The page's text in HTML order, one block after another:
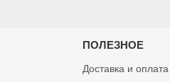
ПОЛЕЗНОЕ
Доставка и оплата